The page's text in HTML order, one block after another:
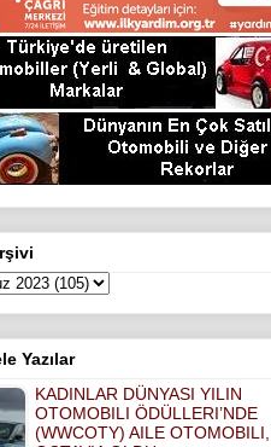
Yazılar
KADINLAR DÜNYASI YILIN
OTOMOBILI ÖDÜLLERI’NDE
(WWCOTY) AILE